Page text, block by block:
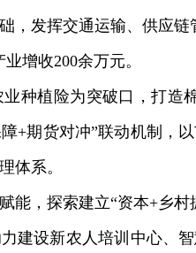
，发挥交通运输、供应
增收200余万元。
植险为突破口，打造
+期货对冲”联动机制，
体系。
，探索建立“资本+乡村
建设新农人培训中心、